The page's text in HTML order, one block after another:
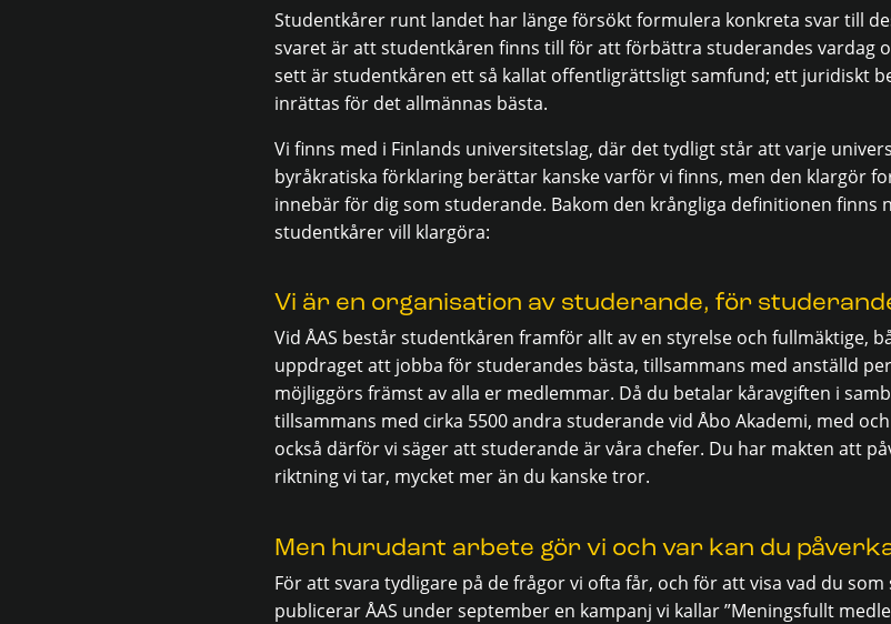
Studentkårer runt landet har länge försökt formulera konkreta svar till
svaret är att studentkåren finns till för att förbättra studerandes vardag
sett är studentkåren ett så kallat offentligrättsligt samfund; ett juridiskt
inrättas för det allmännas bästa.
Vi finns med i Finlands universitetslag, där det tydligt står att varje
byråkratiska förklaring berättar kanske varför vi finns, men den klargör
innebär för dig som studerande. Bakom den krångliga definitionen finns
studentkårer vill klargöra:
Vi är en organisation av studerande, för
Vid ÅAS består studentkåren framför allt av en styrelse och fullmäktige,
uppdraget att jobba för studerandes bästa, tillsammans med anställd
möjliggörs främst av alla er medlemmar. Då du betalar kåravgiften i
tillsammans med cirka 5500 andra studerande vid Åbo Akademi, med
också därför vi säger att studerande är våra chefer. Du har makten att
riktning vi tar, mycket mer än du kanske tror.
Men hurudant arbete gör vi och var kan du
För att svara tydligare på de frågor vi ofta får, och för att visa vad du
publicerar ÅAS under september en kampanj vi kallar ”Meningsfullt